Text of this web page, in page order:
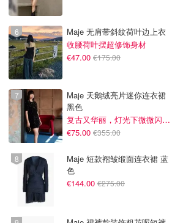
Maje 无肩带斜纹荷叶边上衣
收腰荷叶摆超修饰身材
€47.00 €175.00
Maje 天鹅绒亮片迷你连衣裙
黑色
复古又华丽，灯光下微微闪光~
€75.00 €355.00
Maje 短款褶皱缎面连衣裙 蓝
色
€144.00 €275.00